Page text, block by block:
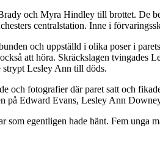
och Myra Hindley till brottet. De
centralstation. Inne i
och uppställd i olika poser i
att höra. Skräckslagen
strypt Lesley Ann till döds.
fotografier där paret satt och
på Edward Evans, Lesley Ann
som egentligen hade hänt. Fem